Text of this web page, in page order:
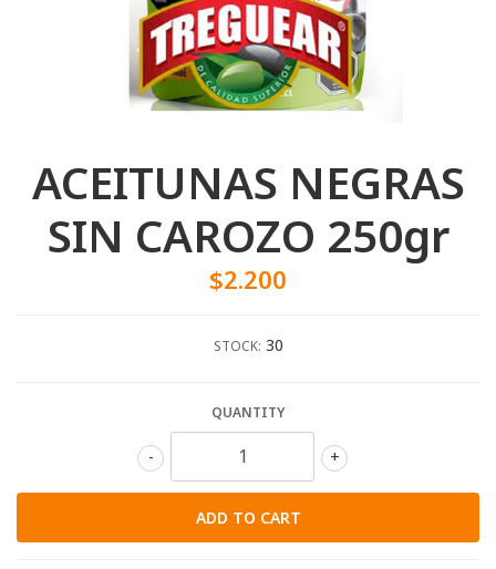
ACEITUNAS NEGRAS
SIN CAROZO 250gr
$2.200
STOCK: 30
QUANTITY
+
-